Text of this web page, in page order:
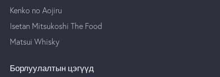
Kenko no Aojiru
Isetan Mitsukoshi The Food
Matsui Whisky
Борлуулалтын цэгүүд